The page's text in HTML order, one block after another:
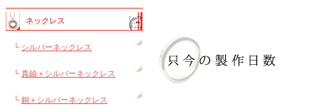
ネックレス
└ シルバーネックレス
└ 真鍮＋シルバーネックレス
└ 銅＋シルバーネックレス